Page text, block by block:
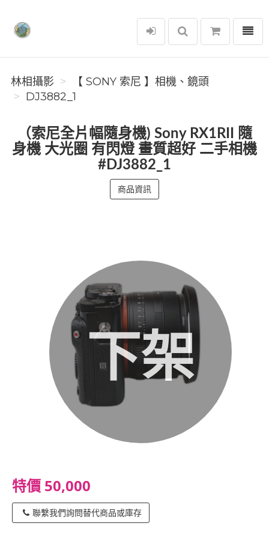
林相攝影
選單
林相攝影
【 SONY 索尼 】相機、鏡頭
DJ3882_1
（索尼全片幅隨身機) Sony RX1RII 隨
身機 大光圈 有閃燈 畫質超好 二手相機
#DJ3882_1
商品資訊
下架
特價 50,000
聯繫我們詢問替代商品或庫存